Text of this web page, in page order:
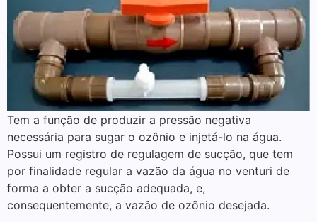
Tem a função de produzir a pressão negativa
necessária para sugar o ozônio e injetá-lo na água.
Possui um registro de regulagem de sucção, que tem
por finalidade regular a vazão da água no venturi de
forma a obter a sucção adequada, e,
consequentemente, a vazão de ozônio desejada.